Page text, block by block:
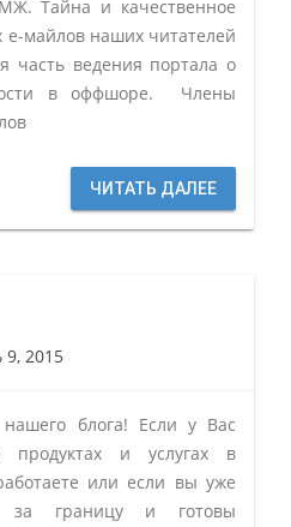
Тайна и качественное
майлов наших читателей
часть ведения портала о
в оффшоре. Члены
ЧИТАТЬ ДАЛЕЕ
9, 2015
блога! Если у Вас
продуктах и услугах в
или если вы уже
за границу и готовы